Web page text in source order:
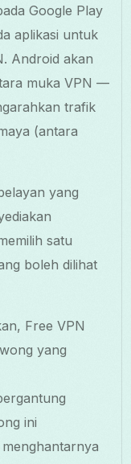
Google Play
aplikasi untuk
Android akan
muka VPN —
trafik
(antara
yang
satu
boleh dilihat
Free VPN
yang
ini